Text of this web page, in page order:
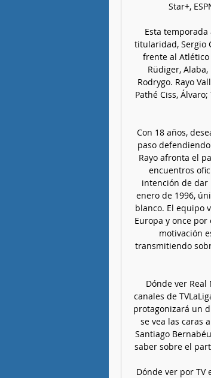
Star+,
Esta
titularidad, Sergio
frente al Atlético
Rüdiger,
Rodrygo. Rayo
Pathé Ciss,
Con 18 años,
paso
Rayo afronta el
encuentros
intención de dar
enero de 1996,
blanco. El equipo
Europa y once
motivación
transmitiendo
Dónde ver Real
canales de
protagonizará un
se vea las caras
Santiago
saber sobre el
Dónde ver por TV